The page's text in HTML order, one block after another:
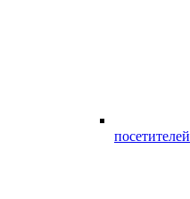
посетителей